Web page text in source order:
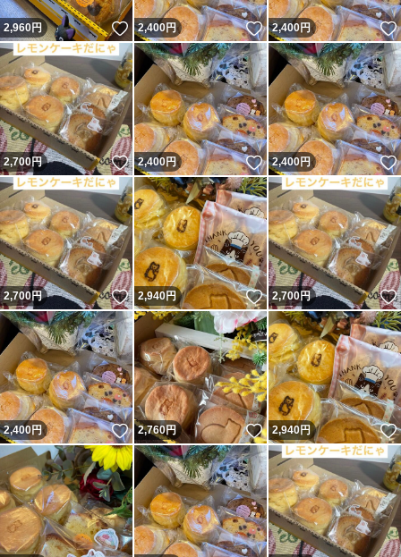
2,960円 いいね！
2,400円 いいね！
2,400円
2,700円 いいね！
2,400円 いいね！
2,400円
2,700円 いいね！
2,940円 いいね！
2,700円
2,400円 いいね！
2,760円 いいね！
2,940円